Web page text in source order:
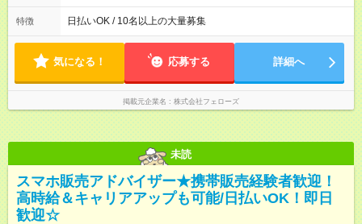
(1) 10:00～19:00 (2) 11:00～20:00 (3) 12:00～21:00 など ◎
いずれも実働8時間・休憩1時間です。中抜けシフトなどはあり
たい」などあれば相談に応じますのでおっしゃってください！
特徴 日払いOK / 10名以上の大量募集
気になる！ 応募する 詳細へ
掲載元企業名 株式会社フェローズ
未読
スマホ販売アドバイザー★携帯販売経験者歓迎！
高時給＆キャリアアップも可能/日払いOK！即日
歓迎☆